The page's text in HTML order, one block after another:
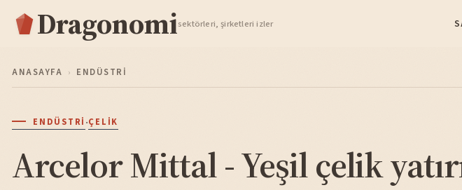
Dragonomisektörleri, şirketleri izler
TAKIP ET
ANASAYFA › ENDÜSTRI
ENDÜSTRI ·ÇELIK
Arcelor Mittal - Yeşil çelik